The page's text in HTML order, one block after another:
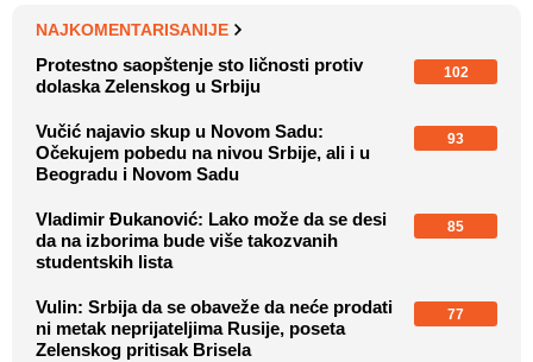
NAJKOMENTARISANIJE
Protestno saopštenje sto ličnosti protiv
dolaska Zelenskog u Srbiju
102
Vučić najavio skup u Novom Sadu:
Očekujem pobedu na nivou Srbije, ali i u
Beogradu i Novom Sadu
93
Vladimir Đukanović: Lako može da se desi
da na izborima bude više takozvanih
studentskih lista
85
Vulin: Srbija da se obaveže da neće prodati
ni metak neprijateljima Rusije, poseta
Zelenskog pritisak Brisela
77